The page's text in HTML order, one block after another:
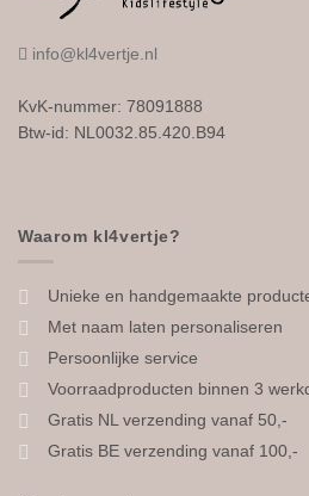
info@kl4vertje.nl
KvK-nummer: 78091888
Btw-id: NL0032.85.420.B94
Waarom kl4vertje?
Unieke en handgemaakte
Met naam laten personaliseren
Persoonlijke service
Voorraadproducten binnen 3
Gratis NL verzending vanaf 50,-
Gratis BE verzending vanaf 100,-